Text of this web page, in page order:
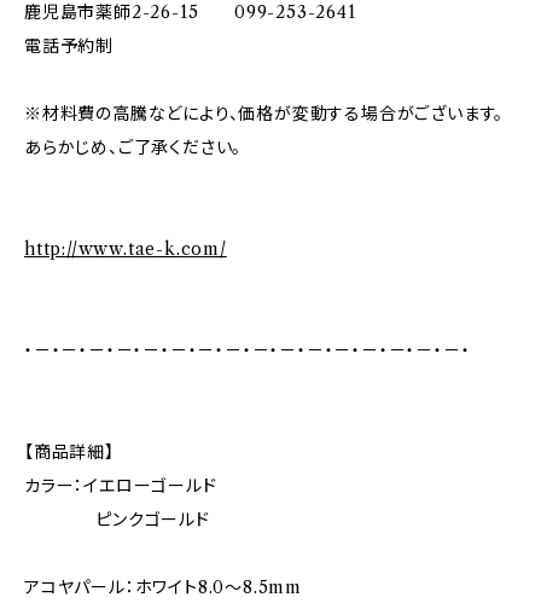
鹿児島市薬師2-26-15 099-253-2641
電話予約制
※材料費の高騰などにより、価格が変動する場合がございます。
あらかじめ、ご了承ください。
http://www.tae-k.com/
・－・－・－・－・－・－・－・－・－・－・－・－・－・－・－・－・
【商品詳細】
カラー：イエローゴールド
ピンクゴールド
アコヤパール：ホワイト8.0～8.5mm